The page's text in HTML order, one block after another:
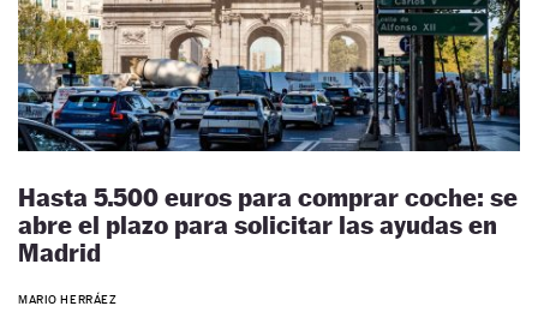
Hasta 5.500 euros para comprar coche: se
abre el plazo para solicitar las ayudas en
Madrid
MARIO HERRÁEZ